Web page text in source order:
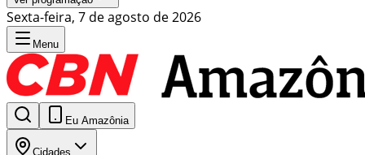
Sexta-feira, 7 de agosto de 2026
Menu
Eu Amazônia
Cidades